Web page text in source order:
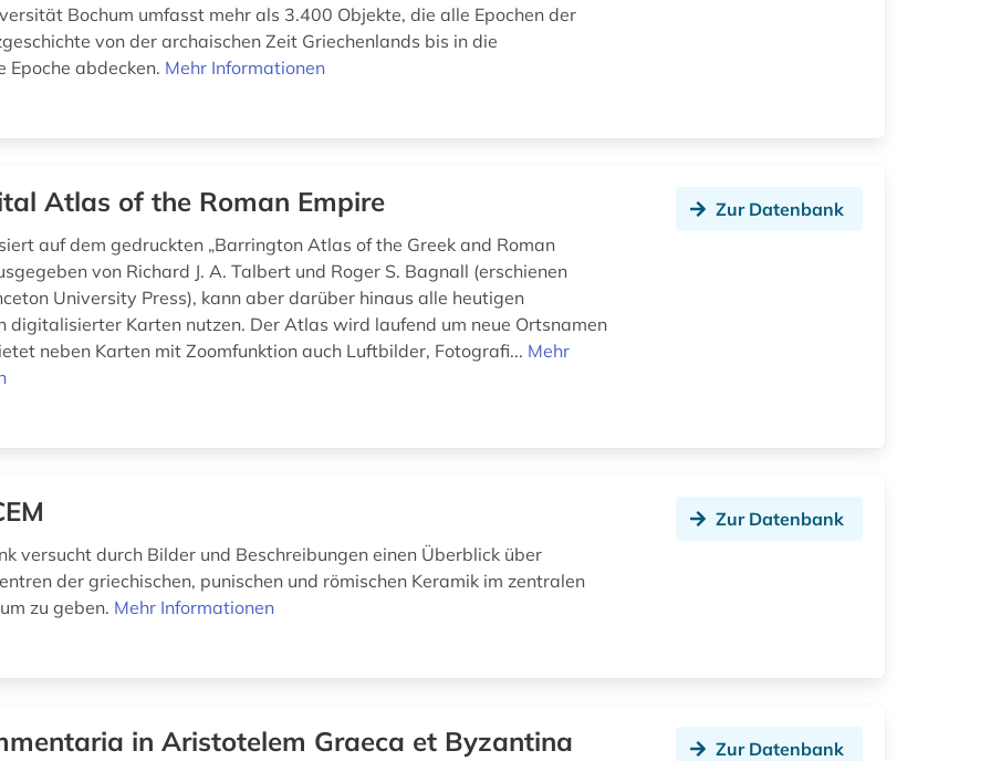
Bochum umfasst mehr als 3.400 Objekte, die alle Epochen der
von der archaischen Zeit Griechenlands bis in die
Epoche abdecken. Mehr Informationen
Atlas of the Roman Empire
auf dem gedruckten „Barrington Atlas of the Greek and Roman
von Richard J. A. Talbert und Roger S. Bagnall (erschienen
University Press), kann aber darüber hinaus alle heutigen
digitalisierter Karten nutzen. Der Atlas wird laufend um neue Ortsnamen
neben Karten mit Zoomfunktion auch Luftbilder, Fotografi... Mehr
Zur Datenbank
versucht durch Bilder und Beschreibungen einen Überblick über
der griechischen, punischen und römischen Keramik im zentralen
zu geben. Mehr Informationen
Zur Datenbank
in Aristotelem Graeca et Byzantina Zur Datenbank